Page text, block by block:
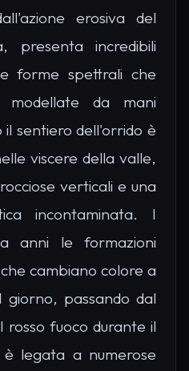
erosiva del
presenta incredibili
forme spettrali che
modellate da mani
sentiero dell'orrido è
viscere della valle,
verticali e una
incontaminata. I
anni le formazioni
cambiano colore a
giorno, passando dal
rosso fuoco durante il
legata a numerose